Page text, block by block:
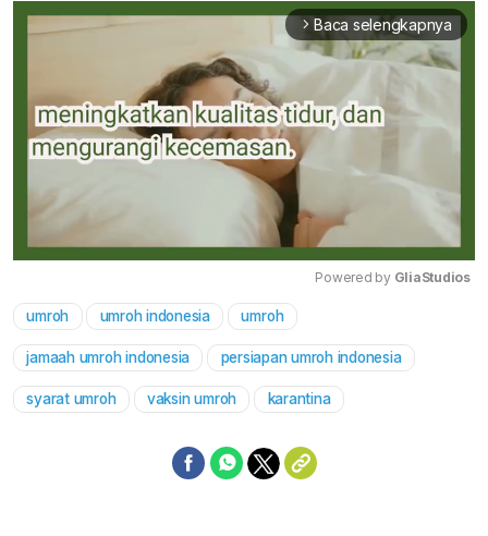
arrow_forward_ios Baca selengkapnya
Powered by GliaStudios
umroh umroh indonesia umroh
jamaah umroh indonesia persiapan umroh indonesia
syarat umroh vaksin umroh karantina